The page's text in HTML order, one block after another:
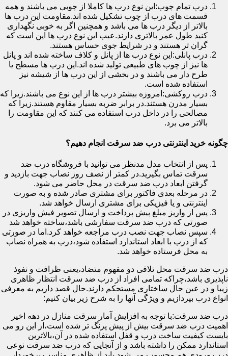
درب تمام چوب:این نوع درب ها کاملا از چوبی می باشند و همه
قسمت های درب از چوب تشکیل شده اند.مقاومت این درب ها
بالاتر از دیگر درب ها می باشد و همچنین اگر به خوبی نگهداری
کنید طول عمر بالاتری دارند.عیب این نوع درب ها این است که
گران تر هستند و در شرایط جوی حساس هستند.
درب پانلی:این نوع درب ها از پانل و کلاف ساخته شده اند و پانل
ها نیز از چوب های طبیعی تولید شده اند.این درب ها مسطح یا
طرح دار می باشند و در بخشی از این درب ها از شیشه نیز
استفاده شده است.
درب روکشی:امروزه بیشتر درب ها از این نوع می باشند.زیرا که
بسیار مدرن هستند.در برابر ضربه بسیار مقاوم هستند.زیرا که
مصالحی را در داخل درب استفاده می کنند که این مقاومت را
بالاتر می برد.
چگونه خرید اینترنتی درب ضد سرقت انجام دهیم؟
پس از انتخاب مدل مدنظر می توانید با فروشگاه درب ضد
سرقت تماس بگیرید.در کمتر از نصف روز نصاب جهت بازدید و
گرفتن ابعاد درب ضد سرقت در محل حاضر می شود.
در مرحله بعدی فاکتور برای مشتری صادر شده و به صورت
اینترنتی و یا فیزیکی برای مشتری ارسال خواهد شد.
پس از واریز مبلغ پیش پرداخت و ارسال تصویر فیش واریزی در
صورتی که درب ضد سرقت سفارشی باشد،ساخته خواهد شد
سپس نصاب جهت نصب درب مراجعه خواهد کرد.اما در صورتی
که از درب با ابعاد استاندارد استفاده شود،درب به همراه نصاب
به محل فرستاده خواهد شد.
درب ضد سرقت محل تلاقی دو مفهوم متضاد،یعنی ظرافت و نفوذ
ناپذیری باشد،چراکه تمامی افراد از درب ضد سرقت انتظار ظاهری
زیبا و در عین حال ساختاری مستحکم دارند.حال قصد داریم به معرفی
انواع درب بپردازیم و ویژگی آنها را به شرح زیر بیان کنیم:
درب ضد سرقت:با توجه به افزایش آمار سرقت منازل در دهه اخیر
اهمیت درب ضد سرقت بیش از پیش پرنگ تر شده است،از این رو می
بایست کیفیت ساخت درب و قفل استفاده شده در آن،بالاترین
استاندارد ممکن را داشته باشد و از آنجایی که درب ضد سرقت نوعی